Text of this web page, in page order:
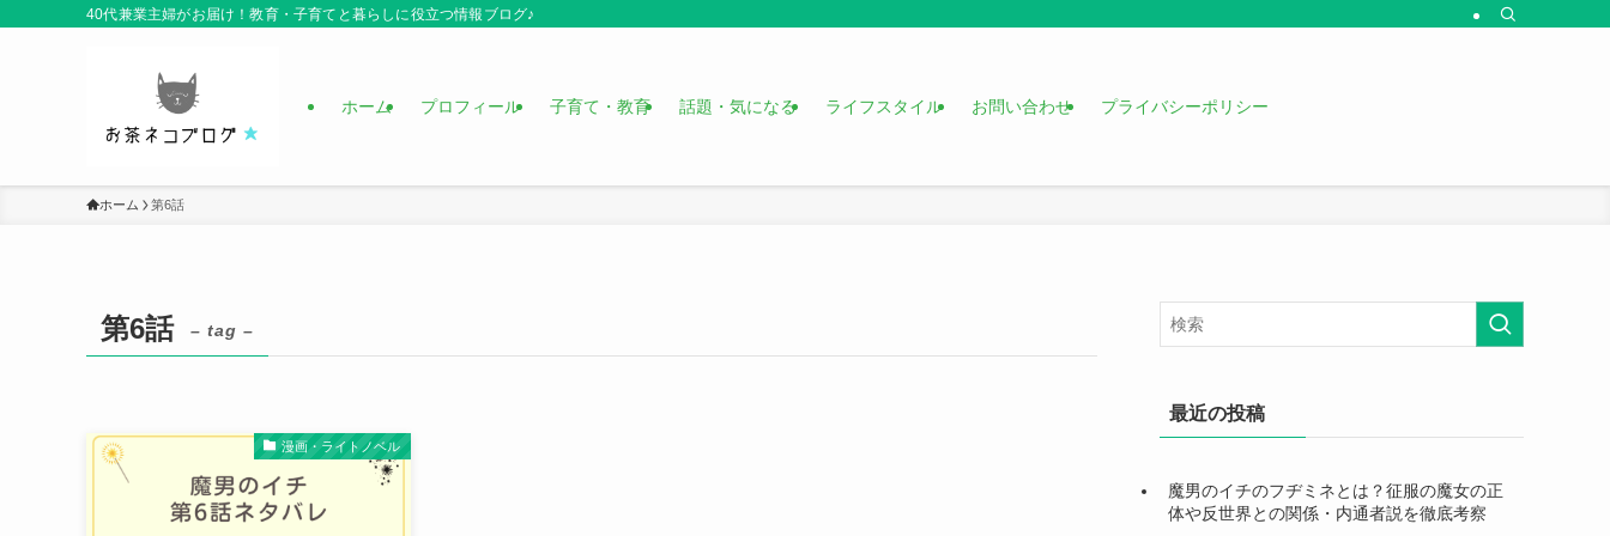
40代兼業主婦がお届け！教育・子育てと暮らしに役立つ情報ブログ♪
ホーム プロフィール 子育て・教育 話題・気になる ライフスタイル お問い合わせ プライバシーポリシー
ホーム 第6話
第6話 – tag –
漫画・ライトノベル
最近の投稿
魔男のイチのフヂミネとは？征服の魔女の正
体や反世界との関係・内通者説を徹底考察